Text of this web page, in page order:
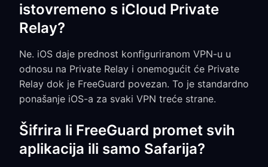
istovremeno s iCloud Private
Relay?
Ne. iOS daje prednost konfiguriranom VPN-u u
odnosu na Private Relay i onemogućit će Private
Relay dok je FreeGuard povezan. To je standardno
ponašanje iOS-a za svaki VPN treće strane.
Šifrira li FreeGuard promet svih
aplikacija ili samo Safarija?